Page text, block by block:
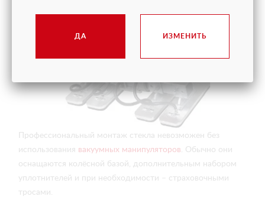
Профессиональный монтаж стекла невозможен без
использования вакуумных манипуляторов. Обычно они
оснащаются колёсной базой, дополнительным набором
уплотнителей и при необходимости – страховочными
тросами.
ДА ИЗМЕНИТЬ